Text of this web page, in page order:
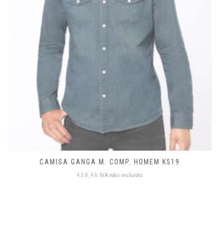
CAMISA GANGA M. COMP. HOMEM K519
€38,46 IVA não incluído